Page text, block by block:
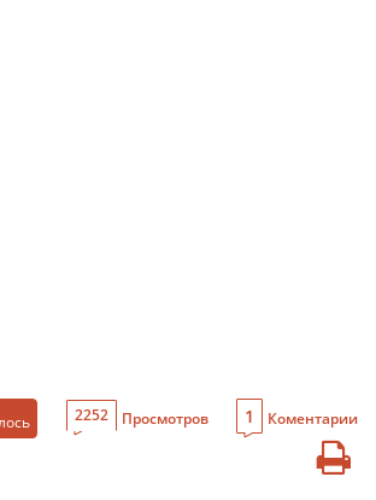
2252 Просмотров 1 Коментарии